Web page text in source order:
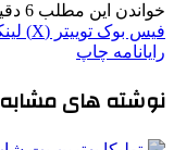
خواندن این مطلب 6 دقیقه زمان میبرد
فیس بوک توییتر (X)
رایانامه چاپ
نوشته های مشابه